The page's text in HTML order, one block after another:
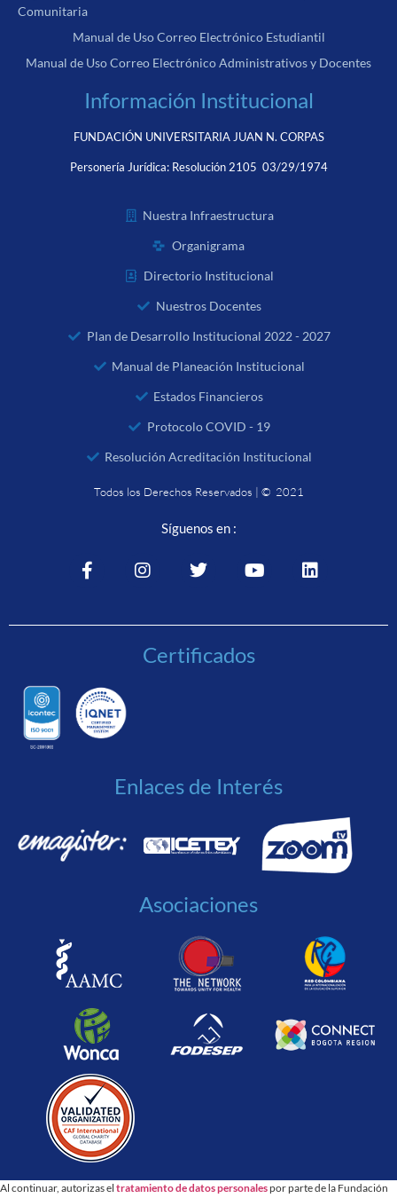
Comunitaria
Manual de Uso Correo Electrónico Estudiantil
Manual de Uso Correo Electrónico Administrativos y Docentes
Información Institucional
FUNDACIÓN UNIVERSITARIA JUAN N. CORPAS
Personería Jurídica: Resolución 2105 03/29/1974
Nuestra Infraestructura
Organigrama
Directorio Institucional
Nuestros Docentes
Plan de Desarrollo Institucional 2022 - 2027
Manual de Planeación Institucional
Estados Financieros
Protocolo COVID - 19
Resolución Acreditación Institucional
Todos los Derechos Reservados | © 2021
Síguenos en :
Certificados
Enlaces de Interés
Asociaciones
Al continuar, autorizas el tratamiento de datos personalespor parte de la Fundación